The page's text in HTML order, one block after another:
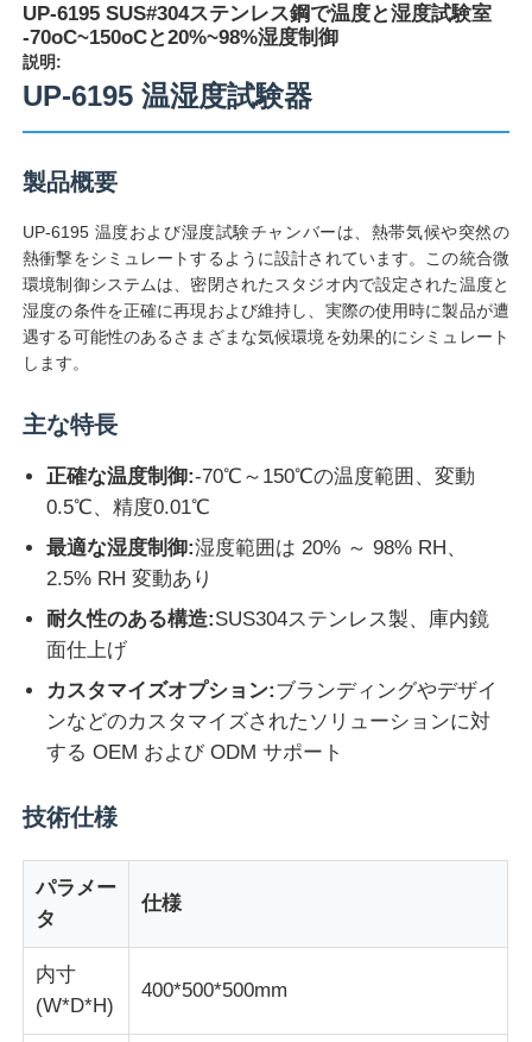
ホーム
製品
企業情報
会社案内
品質管理
お問い合わせ
見積依頼
研究室試験装置
環境試験室
ユニバーサルテストマシン
UP-6195 SUS#304ステンレス鋼で温度と湿度試験室
-70oC~150oCと20%~98%湿度制御
説明:
UP-6195 温湿度試験器
製品概要
UP-6195 温度および湿度試験チャンバーは、熱帯気候や突然の
熱衝撃をシミュレートするように設計されています。この統合微
環境制御システムは、密閉されたスタジオ内で設定された温度と
湿度の条件を正確に再現および維持し、実際の使用時に製品が遭
遇する可能性のあるさまざまな気候環境を効果的にシミュレート
します。
主な特長
正確な温度制御:-70℃～150℃の温度範囲、変動
0.5℃、精度0.01℃
最適な湿度制御:湿度範囲は 20% ～ 98% RH、
2.5% RH 変動あり
耐久性のある構造:SUS304ステンレス製、庫内鏡
面仕上げ
カスタマイズオプション:ブランディングやデザイ
ンなどのカスタマイズされたソリューションに対
する OEM および ODM サポート
技術仕様
パラメー
タ
仕様
内寸
(W*D*H)
400*500*500mm